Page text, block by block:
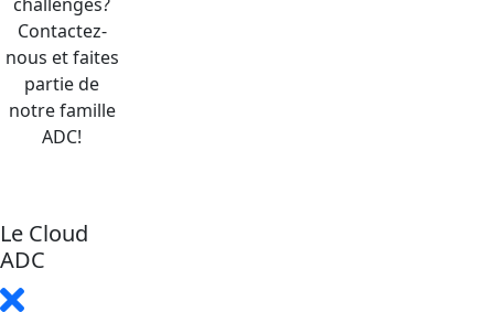
Contactez-
nous et faites
partie de
notre famille
ADC!
Le Cloud
ADC